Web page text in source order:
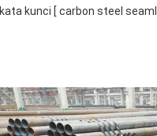
kata kunci [ carbon steel